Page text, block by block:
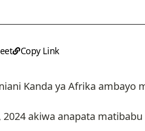
Copy Link
Kanda ya Afrika ambayo
akiwa anapata